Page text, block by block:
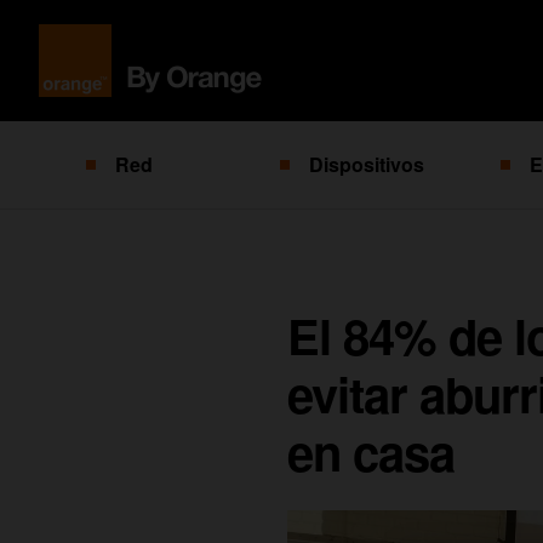
Red Dispositivos
El 84% de
evitar
en casa